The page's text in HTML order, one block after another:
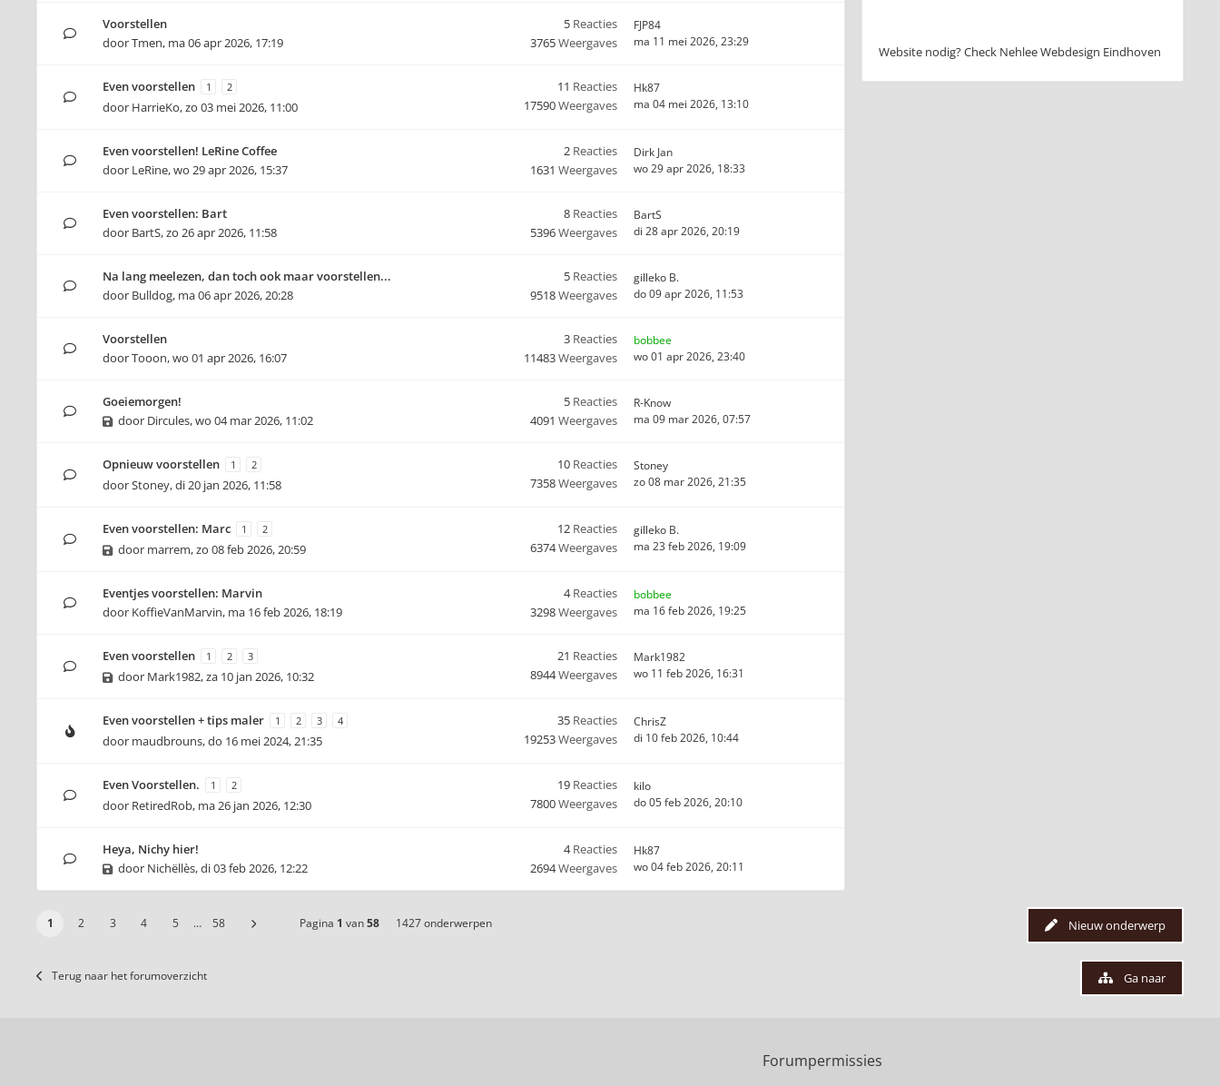
Voorstellen
doorTmen, ma 06 apr 2026, 17:19
5 Reacties
3765Weergaves
FJP84
ma 11 mei 2026, 23:29
Even voorstellen 1 2
door HarrieKo,zo 03 mei 2026, 11:00
11 Reacties
17590Weergaves
Hk87
ma 04 mei 2026, 13:10
Even voorstellen! LeRine Coffee
door LeRine,wo 29 apr 2026, 15:37
2 Reacties
1631 Weergaves
Dirk Jan
wo 29 apr 2026, 18:33
Even voorstellen: Bart
door BartS,zo 26 apr 2026, 11:58
8 Reacties
5396Weergaves
BartS
di 28 apr 2026, 20:19
Na lang meelezen, dan toch ook maar voorstellen...
door Bulldog, ma 06 apr 2026, 20:28
5 Reacties
9518Weergaves
gilleko B.
do 09 apr 2026, 11:53
Voorstellen
doorTooon,wo 01 apr 2026, 16:07
3 Reacties
11483Weergaves
bobbee
wo 01 apr 2026, 23:40
Goeiemorgen!
door Dircules,wo 04 mar 2026, 11:02
5 Reacties
4091 Weergaves
R-Know
ma 09 mar 2026, 07:57
Opnieuw voorstellen 1 2
doorStoney,di 20 jan 2026, 11:58
10 Reacties
7358Weergaves
Stoney
zo 08 mar 2026, 21:35
Even voorstellen: Marc 1 2
door marrem,zo 08 feb 2026, 20:59
12 Reacties
6374Weergaves
gilleko B.
ma 23 feb 2026, 19:09
Eventjes voorstellen: Marvin
door KoffieVanMarvin, ma 16 feb 2026, 18:19
4Reacties
3298Weergaves
bobbee
ma 16 feb 2026, 19:25
Even voorstellen 1 2 3
door Mark1982,za 10 jan 2026, 10:32
21 Reacties
8944Weergaves
Mark1982
wo 11 feb 2026, 16:31
Even voorstellen + tips maler 1 2 3 4
door maudbrouns,do 16 mei 2024, 21:35
35 Reacties
19253Weergaves
ChrisZ
di 10 feb 2026, 10:44
Even Voorstellen. 1 2
door RetiredRob, ma 26 jan 2026, 12:30
19 Reacties
7800Weergaves
kilo
do 05 feb 2026, 20:10
Heya, Nichy hier!
door Nichëllès,di 03 feb 2026, 12:22
4Reacties
2694Weergaves
Hk87
wo 04 feb 2026, 20:11
Website nodig? Check Nehlee Webdesign Eindhoven
Nieuw onderwerp
1 2 3 4 5 … 58 Pagina 1 van58 1427 onderwerpen
Terug naar het forumoverzicht Ga naar
Forumpermissies